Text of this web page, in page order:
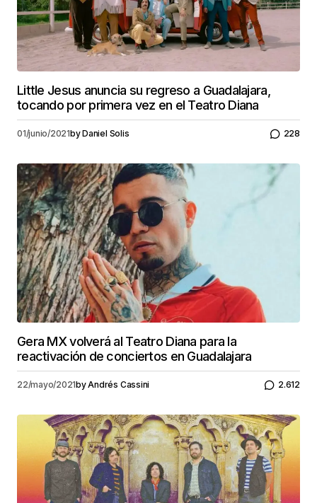
Little Jesus anuncia su regreso a Guadalajara,
tocando por primera vez en el Teatro Diana
01/junio/2021byDaniel Solis 228
Gera MX volverá al Teatro Diana para la
reactivación de conciertos en Guadalajara
22/mayo/2021byAndrés Cassini 2.612